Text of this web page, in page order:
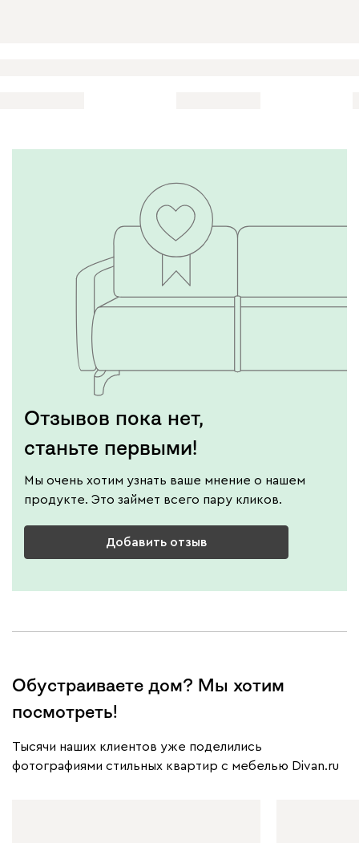
Отзывов пока нет,
станьте первыми!
Мы очень хотим узнать ваше мнение о нашем
продукте. Это займет всего пару кликов.
Добавить отзыв
Обустраиваете дом? Мы хотим
посмотреть!
Тысячи наших клиентов уже поделились
фотографиями стильных квартир с мебелью Divan.ru